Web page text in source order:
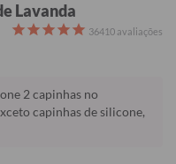
Lavanda
36410 avaliações
2 capinhas no
capinhas de silicone,